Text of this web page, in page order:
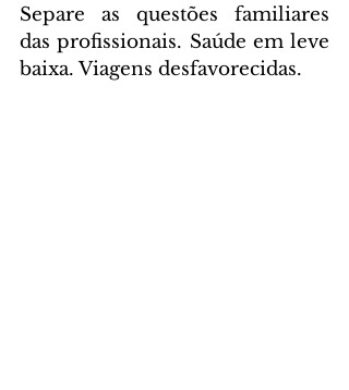
Separe as questões familiares
das profissionais. Saúde em leve
baixa. Viagens desfavorecidas.